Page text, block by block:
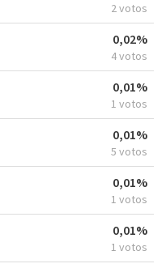
2 votos
0,02%
4 votos
0,01%
1 votos
0,01%
5 votos
0,01%
1 votos
0,01%
1 votos